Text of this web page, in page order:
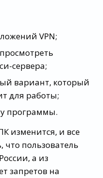
VPN;
сервера;
вариант, который
для работы;
программы.
изменится, и все
пользователь
а из
запретов на